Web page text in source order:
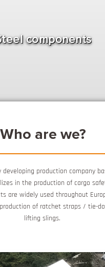
components
Who are we?
developing production company
in the production of cargo
are widely used throughout
of ratchet straps / tie-
lifting slings.